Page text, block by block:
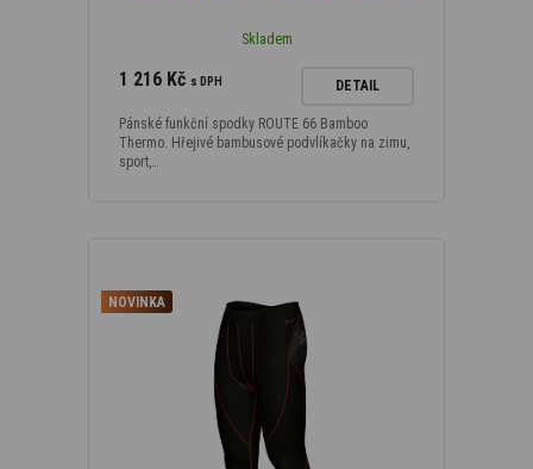
Podle velikosti
(40)
Skladem
1 216 Kč s DPH DETAIL
Pánské funkční spodky ROUTE 66 Bamboo
Thermo. Hřejivé bambusové podvlíkačky na zimu,
sport,…
NOVINKA